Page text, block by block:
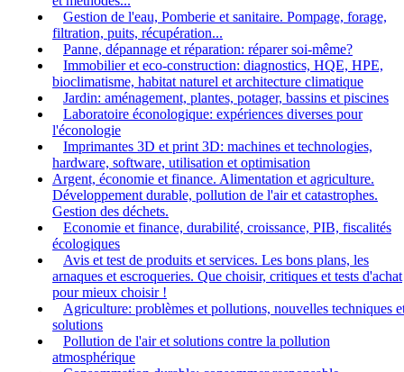
Gestion de l'eau, Pomberie et sanitaire. Pompage, forage,
filtration, puits, récupération...
Panne, dépannage et réparation: réparer soi-même?
Immobilier et eco-construction: diagnostics, HQE, HPE,
bioclimatisme, habitat naturel et architecture climatique
Jardin: aménagement, plantes, potager, bassins et piscines
Laboratoire éconologique: expériences diverses pour
l'éconologie
Imprimantes 3D et print 3D: machines et technologies,
hardware, software, utilisation et optimisation
Argent, économie et finance. Alimentation et agriculture.
Développement durable, pollution de l'air et catastrophes.
Gestion des déchets.
Economie et finance, durabilité, croissance, PIB, fiscalités
écologiques
Avis et test de produits et services. Les bons plans, les
arnaques et escroqueries. Que choisir, critiques et tests d'achat
pour mieux choisir !
Agriculture: problèmes et pollutions, nouvelles techniques
solutions
Pollution de l'air et solutions contre la pollution
atmosphérique